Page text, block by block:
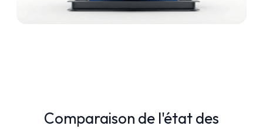
Comparaison de l'état des